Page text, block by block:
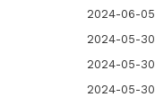
2024-06-05
2024-05-30
2024-05-30
2024-05-30